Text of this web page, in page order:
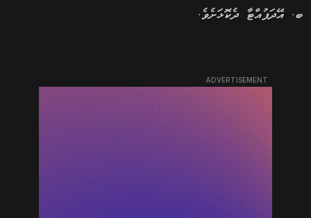
ބ. އޭދަފުއްޓާ ދެކޮޅަށެވެ.
ADVERTISEMENT